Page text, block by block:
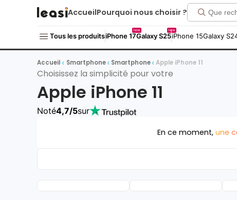
AccueilPourquoi nous choisir ?
Tous les produitsiPhone 17
new
Galaxy S25
new
iPhone 15Galaxy
Accueil Smartphone Smartphone Apple iPhone 11
Choisissez la simplicité pour votre
Apple iPhone 11
Noté4,7/5sur
En ce moment, une